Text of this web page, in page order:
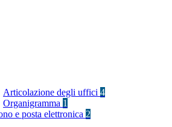
Articolazione degli uffici 4
Organigramma 1
e posta elettronica 2